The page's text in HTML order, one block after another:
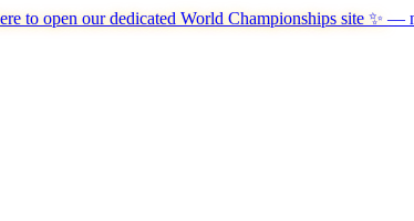
to open our dedicated World Championships site ✨—